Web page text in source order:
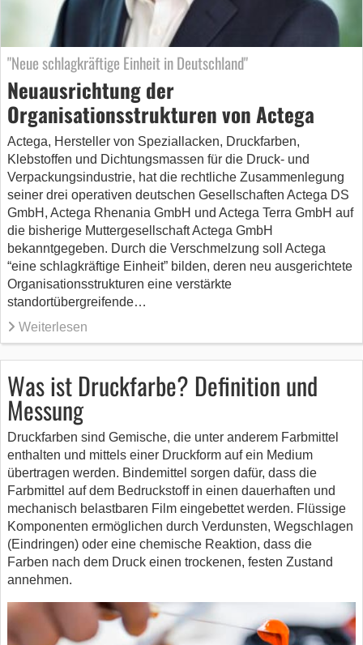
"Neue schlagkräftige Einheit in Deutschland"
Neuausrichtung der
Organisationsstrukturen von Actega
Actega, Hersteller von Speziallacken, Druckfarben,
Klebstoffen und Dichtungsmassen für die Druck- und
Verpackungsindustrie, hat die rechtliche Zusammenlegung
seiner drei operativen deutschen Gesellschaften Actega DS
GmbH, Actega Rhenania GmbH und Actega Terra GmbH auf
die bisherige Muttergesellschaft Actega GmbH
bekanntgegeben. Durch die Verschmelzung soll Actega
“eine schlagkräftige Einheit” bilden, deren neu ausgerichtete
Organisationsstrukturen eine verstärkte
standortübergreifende…
Weiterlesen
Was ist Druckfarbe? Definition und
Messung
Druckfarben sind Gemische, die unter anderem Farbmittel
enthalten und mittels einer Druckform auf ein Medium
übertragen werden. Bindemittel sorgen dafür, dass die
Farbmittel auf dem Bedruckstoff in einen dauerhaften und
mechanisch belastbaren Film eingebettet werden. Flüssige
Komponenten ermöglichen durch Verdunsten, Wegschlagen
(Eindringen) oder eine chemische Reaktion, dass die
Farben nach dem Druck einen trockenen, festen Zustand
annehmen.